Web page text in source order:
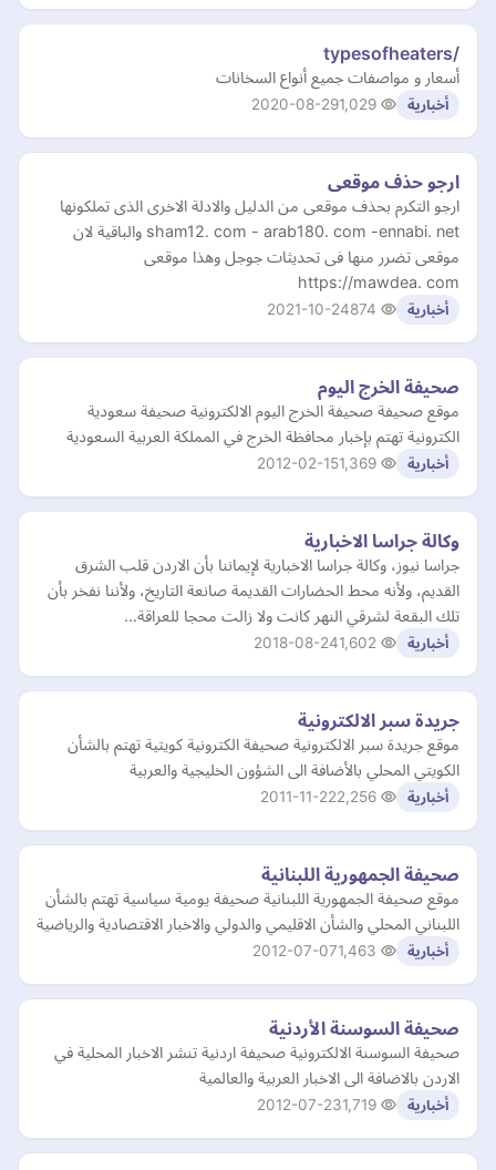
/typesofheaters
أسعار و مواصفات جميع أنواع السخانات
أخبارية 2020-08-29
ارجو حذف موقعى
ارجو التكرم بحذف موقعى من الدليل والادلة الاخرى الذى تملكونها
sham12. com - arab180. com -ennabi. net والباقية لان
موقعى تضرر منها فى تحديثات جوجل وهذا موقعى
https://mawdea. com
أخبارية 2021-10-24
صحيفة الخرج اليوم
موقع صحيفة صحيفة الخرج اليوم الالكترونية صحيفة سعودية
الكترونية تهتم بإخبار محافظة الخرج في المملكة العربية السعودية
أخبارية 2012-02-15
وكالة جراسا الاخبارية
جراسا نيوز، وكالة جراسا الاخبارية لإيماننا بأن الاردن قلب الشرق
القديم، ولأنه محط الحضارات القديمة صانعة التاريخ، ولأننا نفخر بأن
تلك البقعة لشرقي النهر كانت ولا زالت محجا للعراقة…
أخبارية 2018-08-24
جريدة سبر الالكترونية
موقع جريدة سبر الالكترونية صحيفة الكترونية كويتية تهتم بالشأن
الكويتي المحلي بالأضافة الى الشؤون الخليجية والعربية
أخبارية 2011-11-22
صحيفة الجمهورية اللبنانية
موقع صحيفة الجمهورية اللبنانية صحيفة يومية سياسية تهتم بالشأن
اللبناني المحلي والشأن الاقليمي والدولي والاخبار الاقتصادية والرياضية
أخبارية 2012-07-07
صحيفة السوسنة الأردنية
صحيفة السوسنة الالكترونية صحيفة اردنية تنشر الاخبار المحلية في
الاردن بالاضافة الى الاخبار العربية والعالمية
أخبارية 2012-07-23